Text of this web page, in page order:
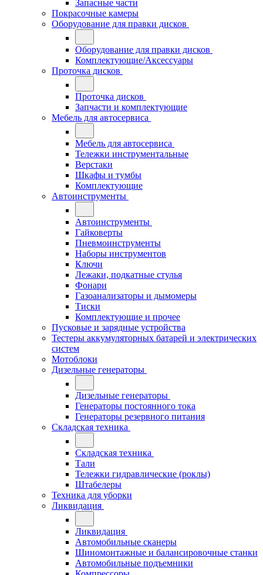
Запасные части
Покрасочные камеры
Оборудование для правки дисков
Оборудование для правки дисков
Комплектующие/Аксессуары
Проточка дисков
Проточка дисков
Запчасти и комплектующие
Мебель для автосервиса
Мебель для автосервиса
Тележки инструментальные
Верстаки
Шкафы и тумбы
Комплектующие
Автоинструменты
Автоинструменты
Гайковерты
Пневмоинструменты
Наборы инструментов
Ключи
Лежаки, подкатные стулья
Фонари
Газоанализаторы и дымомеры
Тиски
Комплектующие и прочее
Пусковые и зарядные устройства
Тестеры аккумуляторных батарей и электрических
систем
Мотоблоки
Дизельные генераторы
Дизельные генераторы
Генераторы постоянного тока
Генераторы резервного питания
Складская техника
Складская техника
Тали
Тележки гидравлические (роклы)
Штабелеры
Техника для уборки
Ликвидация
Ликвидация
Автомобильные сканеры
Шиномонтажные и балансировочные станки
Автомобильные подъемники